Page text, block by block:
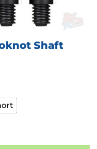
Shaft
aantal